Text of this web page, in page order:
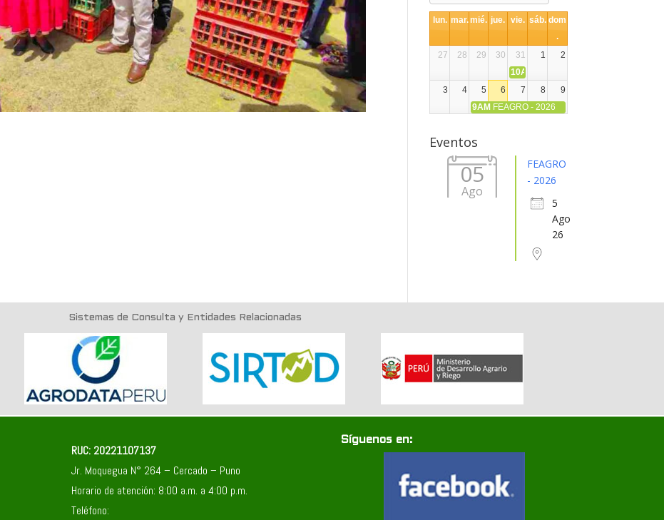
lun. mar.mié. jue. vie. sáb. dom
.
27
28 29 30 31 1
2
10AM
3
4 5 6 7 8
9
9AM FEAGRO - 2026
17 18 19 20 22 23
25 26
6
Eventos
05
Ago
FEAGRO
- 2026
5
Ago
26
Sistemas de Consulta y Entidades Relacionadas
RUC: 20221107137
Jr. Moquegua N° 264 – Cercado – Puno
Horario de atención: 8:00 a.m. a 4:00 p.m.
Teléfono:
Síguenos en: